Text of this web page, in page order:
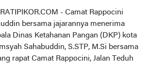
- Camat Rappocini
bersama jajarannya menerima
Dinas Ketahanan Pangan (DKP) kota
Sahabuddin, S.STP, M.Si bersama
rapat Camat Rappocini, Jalan Teduh